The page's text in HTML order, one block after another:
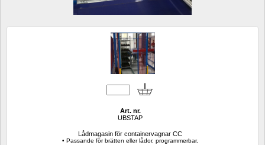
Art. nr.
UBSTAP
Lådmagasin för containervagnar CC
• Passande för brätten eller lådor, programmerbar.